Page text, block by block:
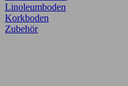
Linoleumboden
Korkboden
Zubehör